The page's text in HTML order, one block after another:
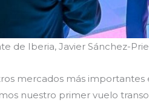
de Iberia, Javier Sánchez-
mercados más
nuestro primer vuelo